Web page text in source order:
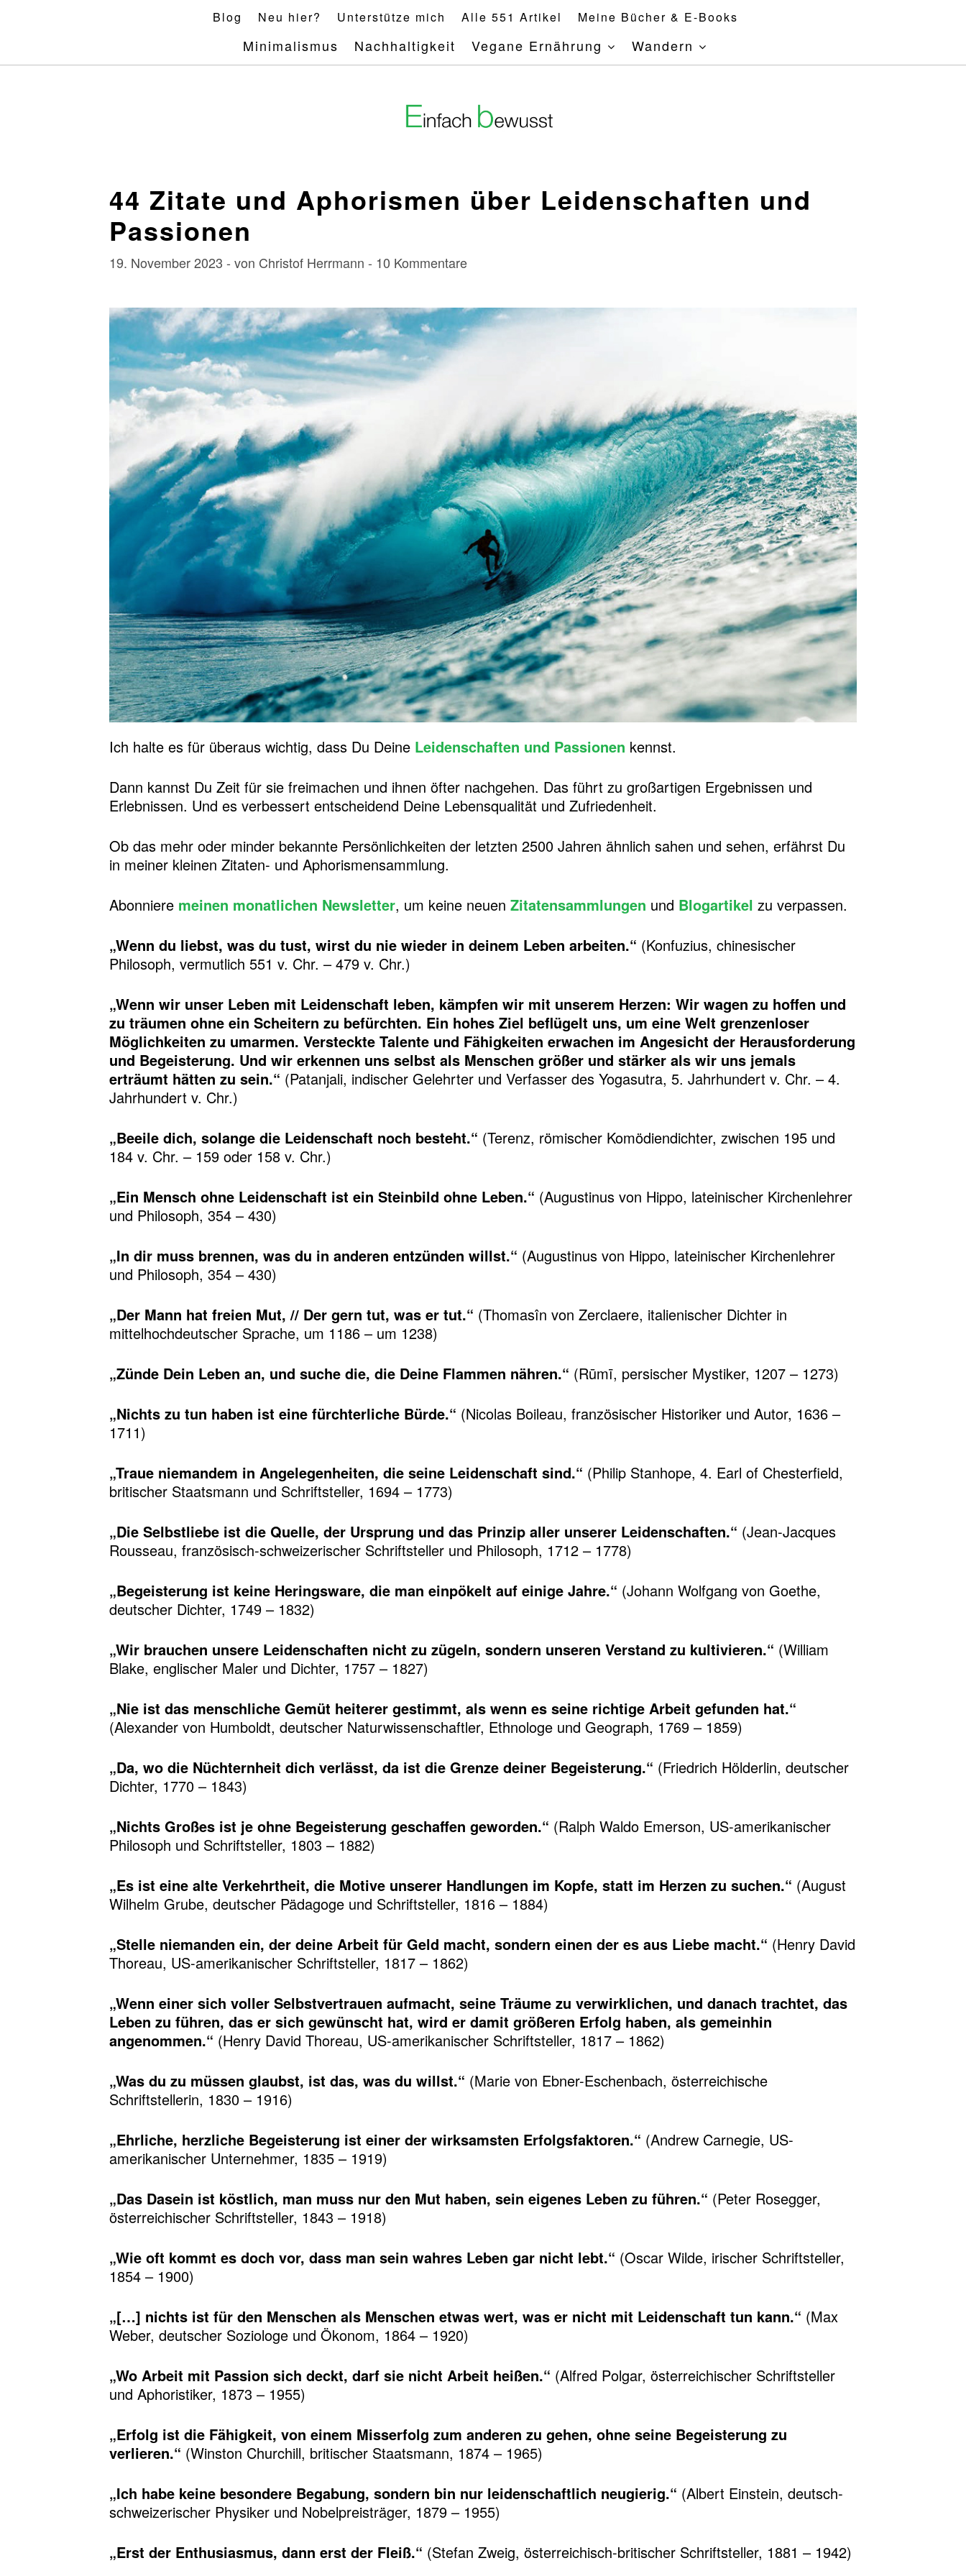
Blog Neu hier? Unterstütze mich Alle 551 Artikel Meine Bücher & E-Books
Minimalismus Nachhaltigkeit Vegane Ernährung Wandern
44 Zitate und Aphorismen über Leidenschaften und
Passionen
19. November 2023 - von Christof Herrmann - 10 Kommentare
Ich halte es für überaus wichtig, dass Du Deine Leidenschaften und Passionen kennst.
Dann kannst Du Zeit für sie freimachen und ihnen öfter nachgehen. Das führt zu großartigen Ergebnissen und
Erlebnissen. Und es verbessert entscheidend Deine Lebensqualität und Zufriedenheit.
Ob das mehr oder minder bekannte Persönlichkeiten der letzten 2500 Jahren ähnlich sahen und sehen, erfährst Du
in meiner kleinen Zitaten- und Aphorismensammlung.
Abonniere meinen monatlichen Newsletter, um keine neuen Zitatensammlungen und Blogartikel zu verpassen.
„Wenn du liebst, was du tust, wirst du nie wieder in deinem Leben arbeiten.“ (Konfuzius, chinesischer
Philosoph, vermutlich 551 v. Chr. – 479 v. Chr.)
„Wenn wir unser Leben mit Leidenschaft leben, kämpfen wir mit unserem Herzen: Wir wagen zu hoffen und
zu träumen ohne ein Scheitern zu befürchten. Ein hohes Ziel beflügelt uns, um eine Welt grenzenloser
Möglichkeiten zu umarmen. Versteckte Talente und Fähigkeiten erwachen im Angesicht der Herausforderung
und Begeisterung. Und wir erkennen uns selbst als Menschen größer und stärker als wir uns jemals
erträumt hätten zu sein.“ (Patanjali, indischer Gelehrter und Verfasser des Yogasutra, 5. Jahrhundert v. Chr. – 4.
Jahrhundert v. Chr.)
„Beeile dich, solange die Leidenschaft noch besteht.“ (Terenz, römischer Komödiendichter, zwischen 195 und
184 v. Chr. – 159 oder 158 v. Chr.)
„Ein Mensch ohne Leidenschaft ist ein Steinbild ohne Leben.“ (Augustinus von Hippo, lateinischer Kirchenlehrer
und Philosoph, 354 – 430)
„In dir muss brennen, was du in anderen entzünden willst.“ (Augustinus von Hippo, lateinischer Kirchenlehrer
und Philosoph, 354 – 430)
„Der Mann hat freien Mut, // Der gern tut, was er tut.“ (Thomasîn von Zerclaere, italienischer Dichter in
mittelhochdeutscher Sprache, um 1186 – um 1238)
„Zünde Dein Leben an, und suche die, die Deine Flammen nähren.“ (Rūmī, persischer Mystiker, 1207 – 1273)
„Nichts zu tun haben ist eine fürchterliche Bürde.“ (Nicolas Boileau, französischer Historiker und Autor, 1636 –
1711)
„Traue niemandem in Angelegenheiten, die seine Leidenschaft sind.“ (Philip Stanhope, 4. Earl of Chesterfield,
britischer Staatsmann und Schriftsteller, 1694 – 1773)
„Die Selbstliebe ist die Quelle, der Ursprung und das Prinzip aller unserer Leidenschaften.“ (Jean-Jacques
Rousseau, französisch-schweizerischer Schriftsteller und Philosoph, 1712 – 1778)
„Begeisterung ist keine Heringsware, die man einpökelt auf einige Jahre.“ (Johann Wolfgang von Goethe,
deutscher Dichter, 1749 – 1832)
„Wir brauchen unsere Leidenschaften nicht zu zügeln, sondern unseren Verstand zu kultivieren.“ (William
Blake, englischer Maler und Dichter, 1757 – 1827)
„Nie ist das menschliche Gemüt heiterer gestimmt, als wenn es seine richtige Arbeit gefunden hat.“
(Alexander von Humboldt, deutscher Naturwissenschaftler, Ethnologe und Geograph, 1769 – 1859)
„Da, wo die Nüchternheit dich verlässt, da ist die Grenze deiner Begeisterung.“ (Friedrich Hölderlin, deutscher
Dichter, 1770 – 1843)
„Nichts Großes ist je ohne Begeisterung geschaffen geworden.“ (Ralph Waldo Emerson, US-amerikanischer
Philosoph und Schriftsteller, 1803 – 1882)
„Es ist eine alte Verkehrtheit, die Motive unserer Handlungen im Kopfe, statt im Herzen zu suchen.“ (August
Wilhelm Grube, deutscher Pädagoge und Schriftsteller, 1816 – 1884)
„Stelle niemanden ein, der deine Arbeit für Geld macht, sondern einen der es aus Liebe macht.“ (Henry David
Thoreau, US-amerikanischer Schriftsteller, 1817 – 1862)
„Wenn einer sich voller Selbstvertrauen aufmacht, seine Träume zu verwirklichen, und danach trachtet, das
Leben zu führen, das er sich gewünscht hat, wird er damit größeren Erfolg haben, als gemeinhin
angenommen.“ (Henry David Thoreau, US-amerikanischer Schriftsteller, 1817 – 1862)
„Was du zu müssen glaubst, ist das, was du willst.“ (Marie von Ebner-Eschenbach, österreichische
Schriftstellerin, 1830 – 1916)
„Ehrliche, herzliche Begeisterung ist einer der wirksamsten Erfolgsfaktoren.“ (Andrew Carnegie, US-
amerikanischer Unternehmer, 1835 – 1919)
„Das Dasein ist köstlich, man muss nur den Mut haben, sein eigenes Leben zu führen.“ (Peter Rosegger,
österreichischer Schriftsteller, 1843 – 1918)
„Wie oft kommt es doch vor, dass man sein wahres Leben gar nicht lebt.“ (Oscar Wilde, irischer Schriftsteller,
1854 – 1900)
„[…] nichts ist für den Menschen als Menschen etwas wert, was er nicht mit Leidenschaft tun kann.“ (Max
Weber, deutscher Soziologe und Ökonom, 1864 – 1920)
„Wo Arbeit mit Passion sich deckt, darf sie nicht Arbeit heißen.“ (Alfred Polgar, österreichischer Schriftsteller
und Aphoristiker, 1873 – 1955)
„Erfolg ist die Fähigkeit, von einem Misserfolg zum anderen zu gehen, ohne seine Begeisterung zu
verlieren.“ (Winston Churchill, britischer Staatsmann, 1874 – 1965)
„Ich habe keine besondere Begabung, sondern bin nur leidenschaftlich neugierig.“ (Albert Einstein, deutsch-
schweizerischer Physiker und Nobelpreisträger, 1879 – 1955)
„Erst der Enthusiasmus, dann erst der Fleiß.“ (Stefan Zweig, österreichisch-britischer Schriftsteller, 1881 – 1942)